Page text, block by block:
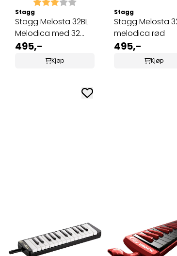
Stagg
Stagg Melosta 32BL
Melodica med 32
tangenter, blå
495,-
Kjøp
Stagg
Stagg Melosta
melodica rød
495,-
Kjøp